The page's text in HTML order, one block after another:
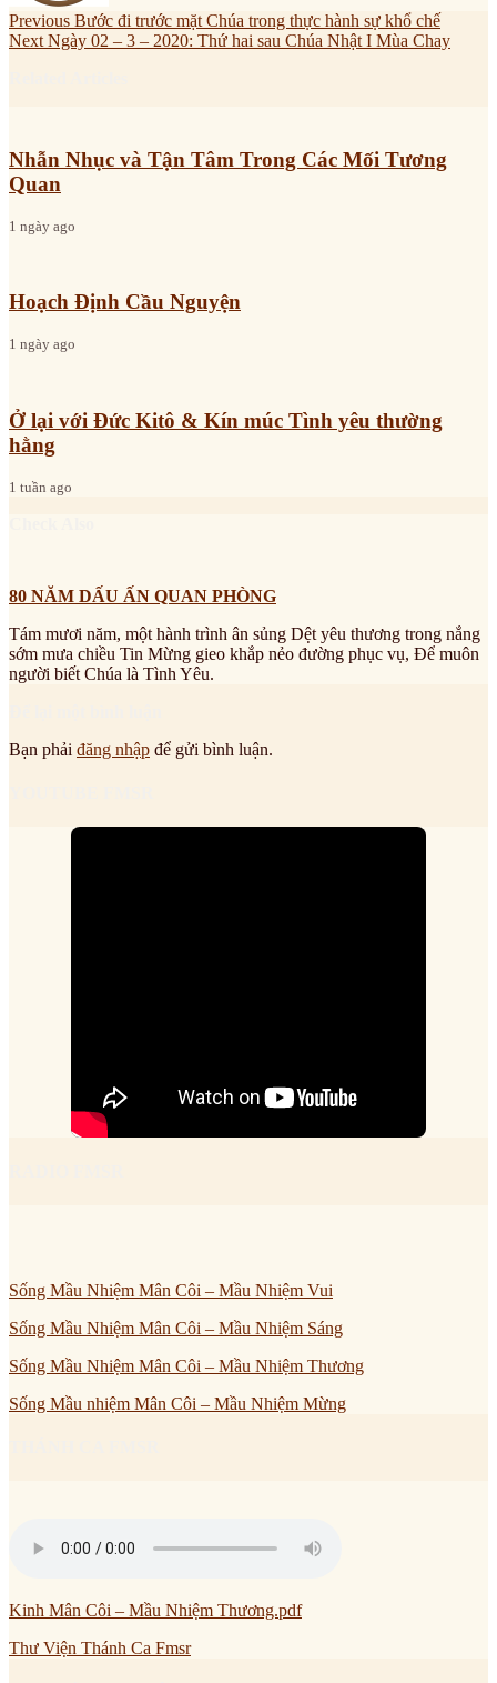
Previous Bước đi trước mặt Chúa trong thực hành sự khổ chế
Next Ngày 02 – 3 – 2020: Thứ hai sau Chúa Nhật I Mùa Chay
Nhẫn Nhục và Tận Tâm Trong Các Mối Tương
Quan
1 ngày ago
Hoạch Định Cầu Nguyện
1 ngày ago
Ở lại với Đức Kitô & Kín múc Tình yêu thường
hằng
1 tuần ago
80 NĂM DẤU ẤN QUAN PHÒNG
Tám mươi năm, một hành trình ân sủng Dệt yêu thương trong nắng
sớm mưa chiều Tin Mừng gieo khắp nẻo đường phục vụ, Để muôn
người biết Chúa là Tình Yêu.
Bạn phải đăng nhập để gửi bình luận.
Sống Mầu Nhiệm Mân Côi – Mầu Nhiệm Vui
Sống Mầu Nhiệm Mân Côi – Mầu Nhiệm Sáng
Sống Mầu Nhiệm Mân Côi – Mầu Nhiệm Thương
Sống Mầu nhiệm Mân Côi – Mầu Nhiệm Mừng
Kinh Mân Côi – Mầu Nhiệm Thương.pdf
Thư Viện Thánh Ca Fmsr